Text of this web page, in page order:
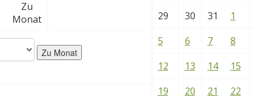
Zu
Monat
Zu Monat
29 30 31 1
5
6 7 8
12
13 14 15
19
20 21 22